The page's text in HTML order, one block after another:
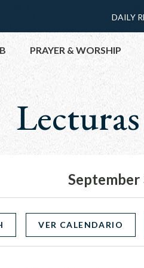
DAILY
PRAYER & WORSHIP
September
VER CALENDARIO